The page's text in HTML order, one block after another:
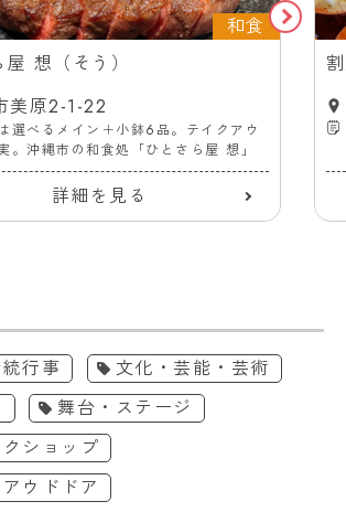
和食
想（そう）
美原2-1-22
選べるメイン＋小鉢6品。テイクアウ
。沖縄市の和食処「ひとさら屋 想」
詳細を見る
行事
文化・芸能・芸術
舞台・ステージ
ショップ
ウドドア